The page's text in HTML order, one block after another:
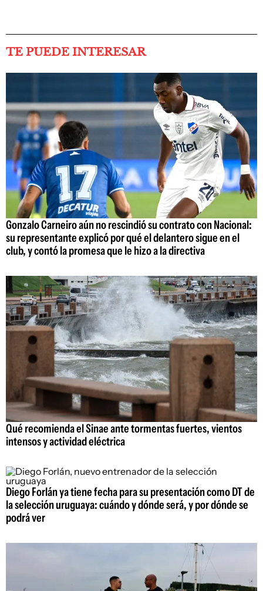
TE PUEDE INTERESAR
Gonzalo Carneiro aún no rescindió su contrato con Nacional:
su representante explicó por qué el delantero sigue en el
club, y contó la promesa que le hizo a la directiva
Qué recomienda el Sinae ante tormentas fuertes, vientos
intensos y actividad eléctrica
Diego Forlán ya tiene fecha para su presentación como DT de
la selección uruguaya: cuándo y dónde será, y por dónde se
podrá ver